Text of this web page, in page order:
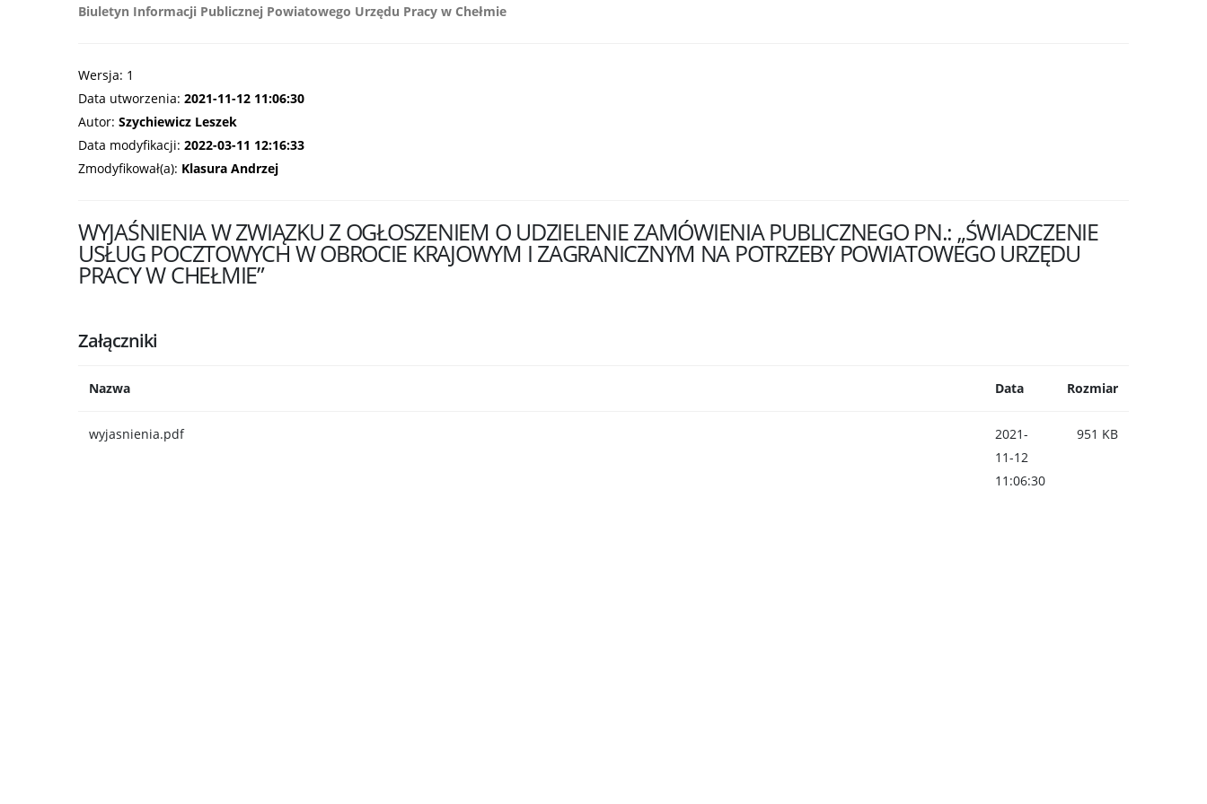
Biuletyn Informacji Publicznej Powiatowego Urzędu Pracy w Chełmie
Wersja: 1
Data utworzenia: 2021-11-12 11:06:30
Autor: Szychiewicz Leszek
Data modyfikacji: 2022-03-11 12:16:33
Zmodyfikował(a): Klasura Andrzej
WYJAŚNIENIA W ZWIĄZKU Z OGŁOSZENIEM O UDZIELENIE ZAMÓWIENIA PUBLICZNEGO PN.: „ŚWIADCZENIE
USŁUG POCZTOWYCH W OBROCIE KRAJOWYM I ZAGRANICZNYM NA POTRZEBY POWIATOWEGO URZĘDU
PRACY W CHEŁMIE”
Załączniki
Nazwa Data Rozmiar
wyjasnienia.pdf
2021-
11-12
11:06:30
951 KB